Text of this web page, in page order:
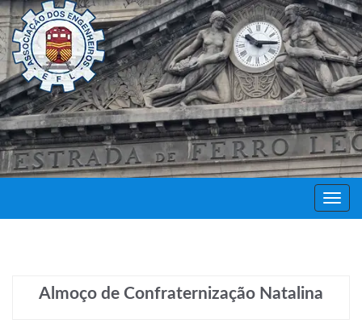
Almoço de Confraternização Natalina